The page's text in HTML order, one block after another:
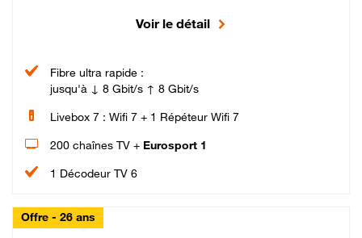
Voir le détail
Fibre ultra rapide :
jusqu'à ↓ 8 Gbit/s ↑ 8 Gbit/s
Livebox 7 : Wifi 7 + 1 Répéteur Wifi 7
200 chaînes TV + Eurosport 1
1 Décodeur TV 6
Offre - 26 ans